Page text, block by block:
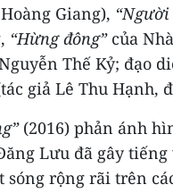
Giang),
“Hừng đông”của
Thế Kỷ; đạo
giả Lê Thu Hạnh,
(2016) phản ánh
Lưu đã gây
sóng rộng rãi trên